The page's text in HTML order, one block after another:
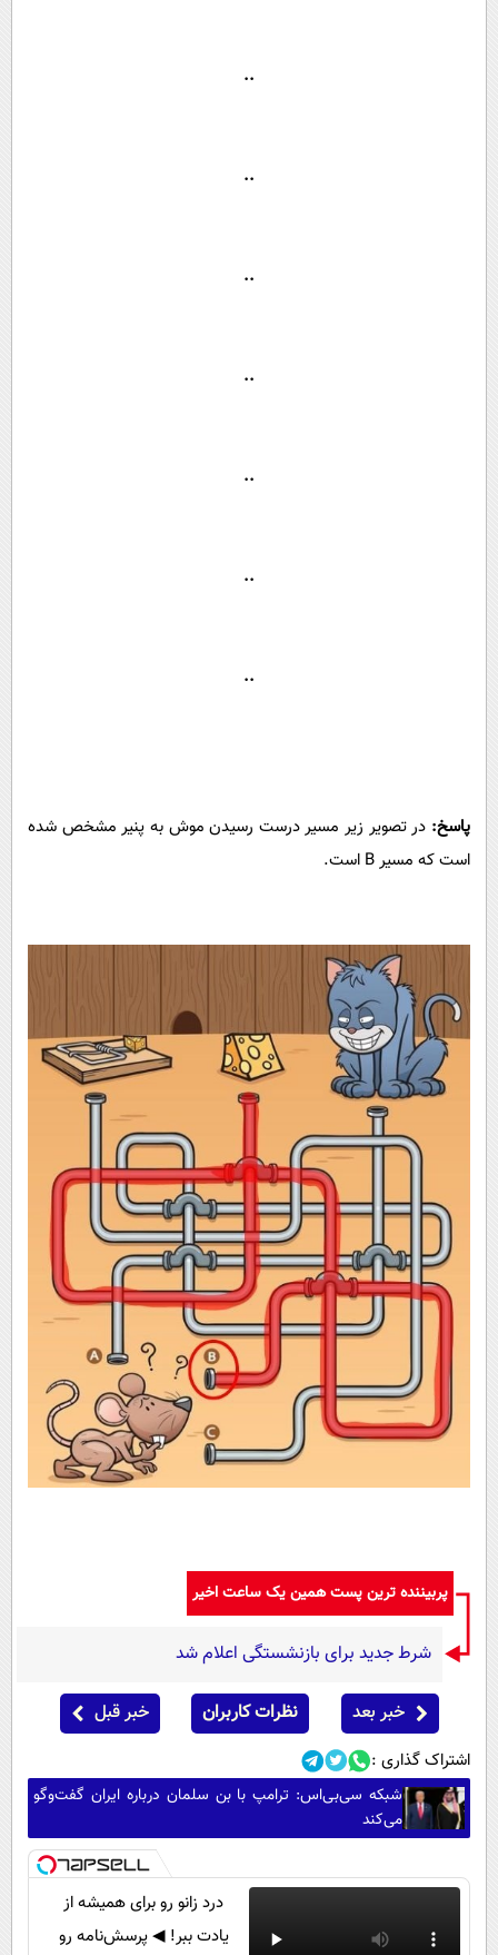
..
..
..
..
..
..
..
پاسخ: در تصویر زیر مسیر درست رسیدن موش به پنیر مشخص شده
است که مسیر B است.
پربیننده ترین پست همین یک ساعت اخیر
شرط جدید برای بازنشستگی اعلام شد
خبر بعد نظرات کاربران خبر قبل
اشتراک گذاری :
شبکه سی‌بی‌اس: ترامپ با بن سلمان درباره ایران گفت‌وگو
می‌کند
درد زانو رو برای همیشه از
یادت ببر! ◀ پرسش‌نامه رو